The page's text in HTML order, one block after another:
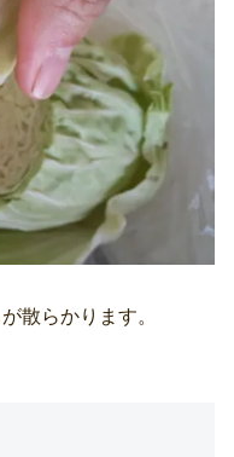
散らかります。